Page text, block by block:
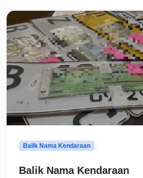
Balik Nama Kendaraan
Balik Nama Kendaraan